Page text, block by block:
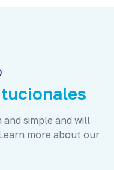
simple and will
more about our